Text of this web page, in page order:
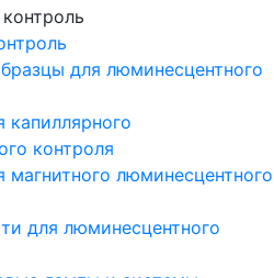
для люминесцентного
контроля
магнитного люминесцентного
для люминесцентного